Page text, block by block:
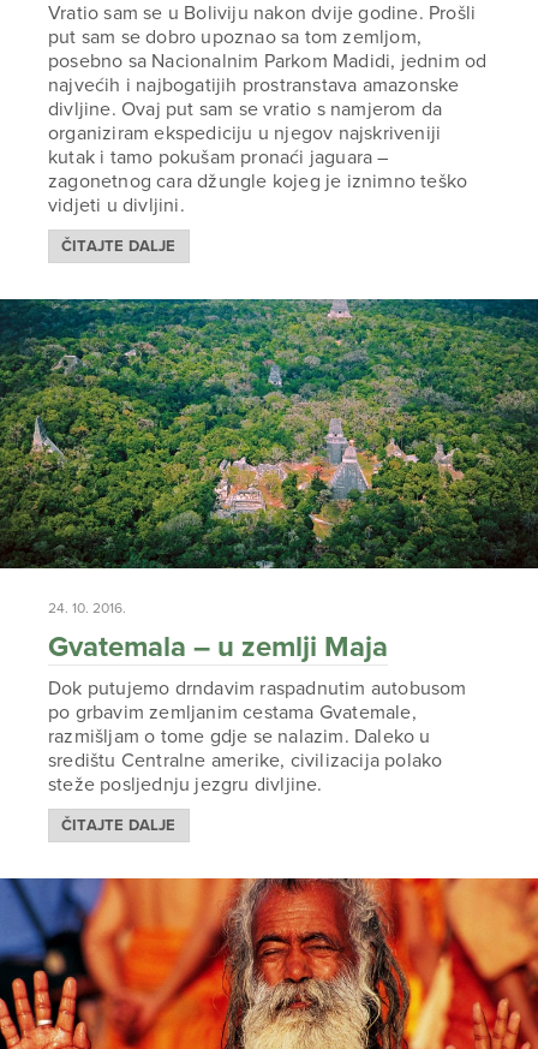
Vratio sam se u Boliviju nakon dvije godine. Prošli
put sam se dobro upoznao sa tom zemljom,
posebno sa Nacionalnim Parkom Madidi, jednim od
najvećih i najbogatijih prostranstava amazonske
divljine. Ovaj put sam se vratio s namjerom da
organiziram ekspediciju u njegov najskriveniji
kutak i tamo pokušam pronaći jaguara –
zagonetnog cara džungle kojeg je iznimno teško
vidjeti u divljini.
ČITAJTE DALJE
24. 10. 2016.
Gvatemala – u zemlji Maja
Dok putujemo drndavim raspadnutim autobusom
po grbavim zemljanim cestama Gvatemale,
razmišljam o tome gdje se nalazim. Daleko u
središtu Centralne amerike, civilizacija polako
steže posljednju jezgru divljine.
ČITAJTE DALJE